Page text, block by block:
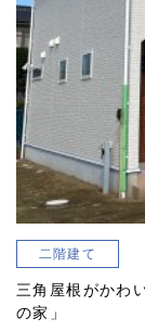
二階建て
三角屋根がかわ
の家」